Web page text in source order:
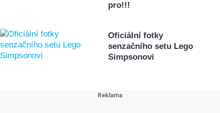
pro!!!
Oficiální fotky
senzačního setu Lego
Simpsonovi